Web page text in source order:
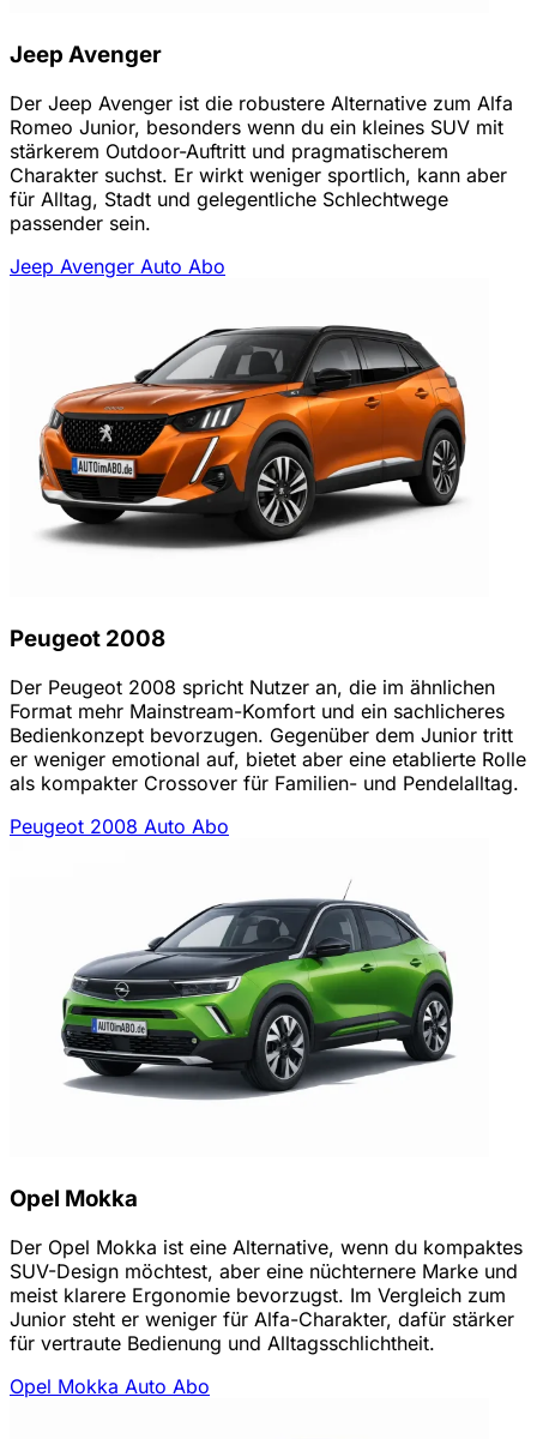
Jeep Avenger
Der Jeep Avenger ist die robustere Alternative zum Alfa
Romeo Junior, besonders wenn du ein kleines SUV mit
stärkerem Outdoor-Auftritt und pragmatischerem
Charakter suchst. Er wirkt weniger sportlich, kann aber
für Alltag, Stadt und gelegentliche Schlechtwege
passender sein.
Jeep Avenger Auto Abo
Peugeot 2008
Der Peugeot 2008 spricht Nutzer an, die im ähnlichen
Format mehr Mainstream-Komfort und ein sachlicheres
Bedienkonzept bevorzugen. Gegenüber dem Junior tritt
er weniger emotional auf, bietet aber eine etablierte Rolle
als kompakter Crossover für Familien- und Pendelalltag.
Peugeot 2008 Auto Abo
Opel Mokka
Der Opel Mokka ist eine Alternative, wenn du kompaktes
SUV-Design möchtest, aber eine nüchternere Marke und
meist klarere Ergonomie bevorzugst. Im Vergleich zum
Junior steht er weniger für Alfa-Charakter, dafür stärker
für vertraute Bedienung und Alltagsschlichtheit.
Opel Mokka Auto Abo